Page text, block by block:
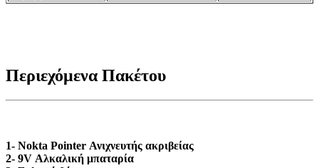
Περιεχόμενα Πακέτου
1- Nokta Pointer Ανιχνευτής ακριβείας
2- 9V Αλκαλική μπαταρία